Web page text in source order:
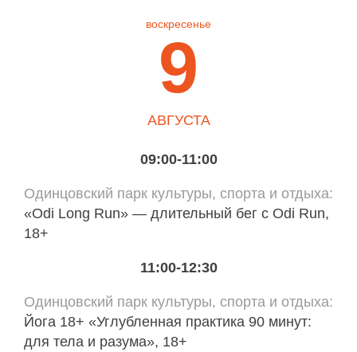
воскресенье
9
АВГУСТА
09:00-11:00
Одинцовский парк культуры, спорта и отдыха
«Odi Long Run» — длительный бег с Odi Run,
18+
11:00-12:30
Одинцовский парк культуры, спорта и отдыха
Йога 18+ «Углубленная практика 90 минут:
для тела и разума», 18+